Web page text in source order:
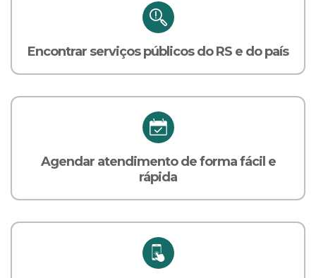
Encontrar serviços públicos do RS e do país
Agendar atendimento de forma fácil e
rápida